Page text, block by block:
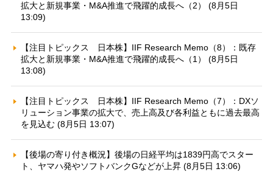
拡大と新規事業・M&A推進で飛躍的成長へ（2） (8月5日
13:09)
【注目トピックス 日本株】IIF Research Memo（8）：既存
拡大と新規事業・M&A推進で飛躍的成長へ（1） (8月5日
13:08)
【注目トピックス 日本株】IIF Research Memo（7）：DXソ
リューション事業の拡大で、売上高及び各利益ともに過去最高
を見込む (8月5日 13:07)
【後場の寄り付き概況】後場の日経平均は1839円高でスター
ト、ヤマハ発やソフトバンクGなどが上昇 (8月5日 13:06)